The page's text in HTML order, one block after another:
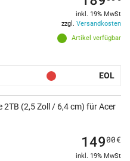
Artikel verfügbar
inkl. 19% MwSt
zzgl. Versandkosten
EOL
2TB (2,5 Zoll / 6,4 cm) für Acer
14900€
inkl. 19% MwSt